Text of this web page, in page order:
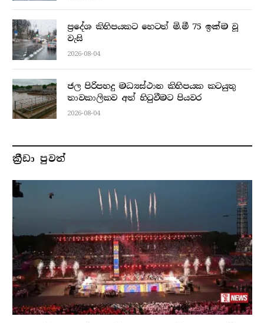
ප්‍රදේශ කිහිපයකට හෙටත් මි.මී 75 ඉක්ම වූ
වැසි
2026-08-04
ජල පිරිපහදු මධ්‍යස්ථාන කිහිපයක කටයුතු
තාවකාලිකව අත් හිටුවීමට පියවර
2026-08-04
ක්‍රීඩා පුවත්